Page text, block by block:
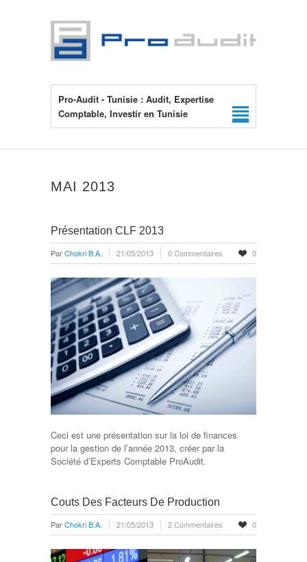
Pro-Audit - Tunisie : Audit, Expertise
Comptable, Investir en Tunisie
MAI 2013
Présentation CLF 2013
ParChokri B.A. 21/05/2013 0 Commentaires 0
Ceci est une présentation sur la loi de finances
pour la gestion de l’année 2013, créer par la
Société d’Experts Comptable ProAudit.
Couts Des Facteurs De Production
ParChokri B.A. 21/05/2013 2 Commentaires 0